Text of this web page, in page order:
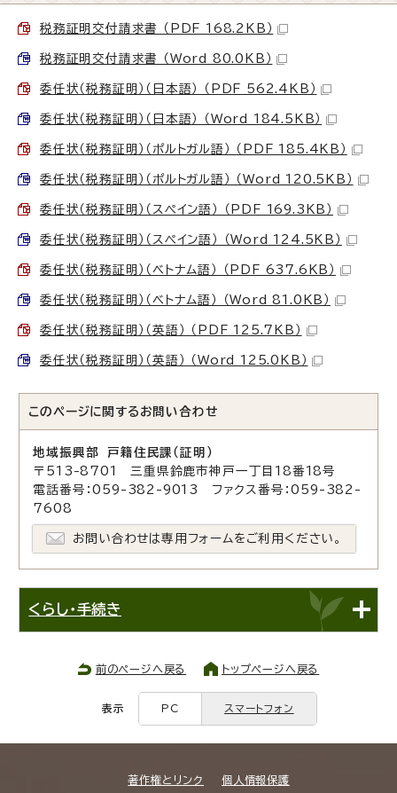
税務証明交付請求書 （PDF 168.2KB）
税務証明交付請求書 （Word 80.0KB）
委任状（税務証明）（日本語） （PDF 562.4KB）
委任状（税務証明）（日本語） （Word 184.5KB）
委任状（税務証明）（ポルトガル語） （PDF 185.4KB）
委任状（税務証明）（ポルトガル語） （Word 120.5KB）
委任状（税務証明）（スペイン語） （PDF 169.3KB）
委任状（税務証明）（スペイン語） （Word 124.5KB）
委任状（税務証明）（ベトナム語） （PDF 637.6KB）
委任状（税務証明）（ベトナム語） （Word 81.0KB）
委任状（税務証明）（英語） （PDF 125.7KB）
委任状（税務証明）（英語） （Word 125.0KB）
このページに関する お問い合わせ
地域振興部 戸籍住民課（証明）
〒513-8701 三重県鈴鹿市神戸一丁目18番18号
電話番号：059-382-9013 ファクス番号：059-382-
7608
お問い合わせは専用フォームをご利用ください。
くらし・手続き
前のページへ戻る トップページへ戻る
表示 PC スマートフォン
著作権とリンク 個人情報保護